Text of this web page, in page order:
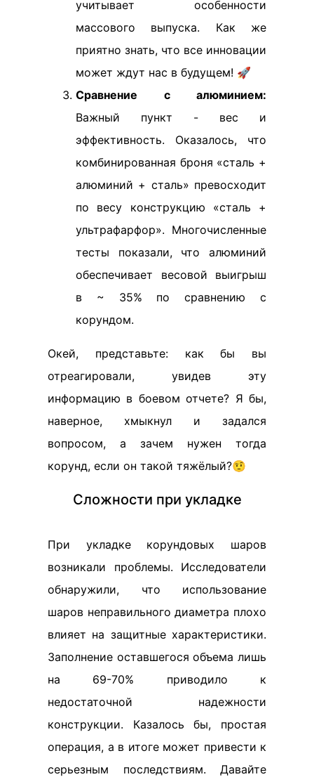
учитывает особенности
массового выпуска. Как же
приятно знать, что все инновации
может ждут нас в будущем! 🚀
Сравнение с алюминием:
Важный пункт - вес и
эффективность. Оказалось, что
комбинированная броня «сталь +
алюминий + сталь» превосходит
по весу конструкцию «сталь +
ультрафарфор». Многочисленные
тесты показали, что алюминий
обеспечивает весовой выигрыш
в ~ 35% по сравнению с
корундом.
Окей, представьте: как бы вы
отреагировали, увидев эту
информацию в боевом отчете? Я бы,
наверное, хмыкнул и задался
вопросом, а зачем нужен тогда
корунд, если он такой тяжёлый?🤨
Сложности при укладке
При укладке корундовых шаров
возникали проблемы. Исследователи
обнаружили, что использование
шаров неправильного диаметра плохо
влияет на защитные характеристики.
Заполнение оставшегося объема лишь
на 69-70% приводило к
недостаточной надежности
конструкции. Казалось бы, простая
операция, а в итоге может привести к
серьезным последствиям. Давайте